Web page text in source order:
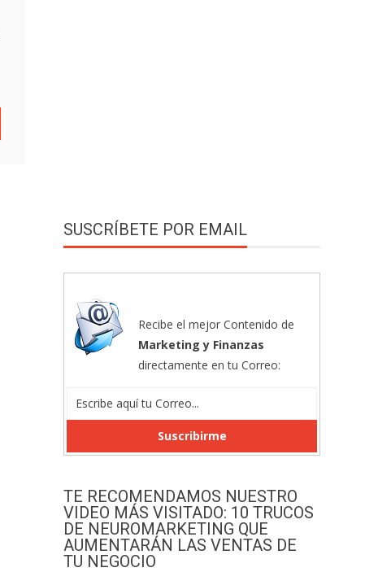
SUSCRÍBETE POR EMAIL
Recibe el mejor Contenido de
Marketing y Finanzas
directamente en tu Correo:
TE RECOMENDAMOS NUESTRO
VIDEO MÁS VISITADO: 10 TRUCOS
DE NEUROMARKETING QUE
AUMENTARÁN LAS VENTAS DE
TU NEGOCIO